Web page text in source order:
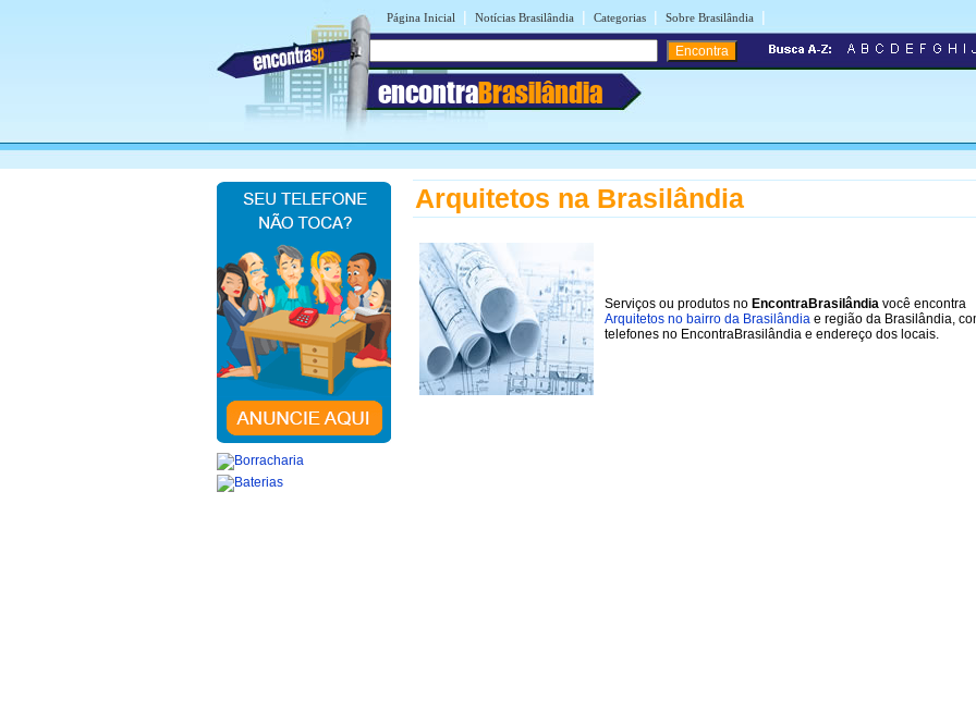
Página Inicial | Notícias Brasilândia | Categorias | Sobre Brasilândia |
encontraBrasilândia
Arquitetos na Brasilândia
Serviços ou produtos no EncontraBrasilândia você encontra
Arquitetos no bairro da Brasilândia e região da Brasilândia,
telefones no EncontraBrasilândia e endereço dos locais.